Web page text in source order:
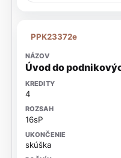
PPK23372e
Úvod do
4
16sP
skúška